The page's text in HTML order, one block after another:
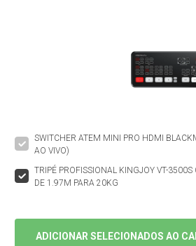
SWITCHER ATEM MINI PRO HDMI
AO VIVO)
TRIPÉ PROFISSIONAL KINGJOY VT-
DE 1.97M PARA 20KG
ADICIONAR SELECIONADOS AO